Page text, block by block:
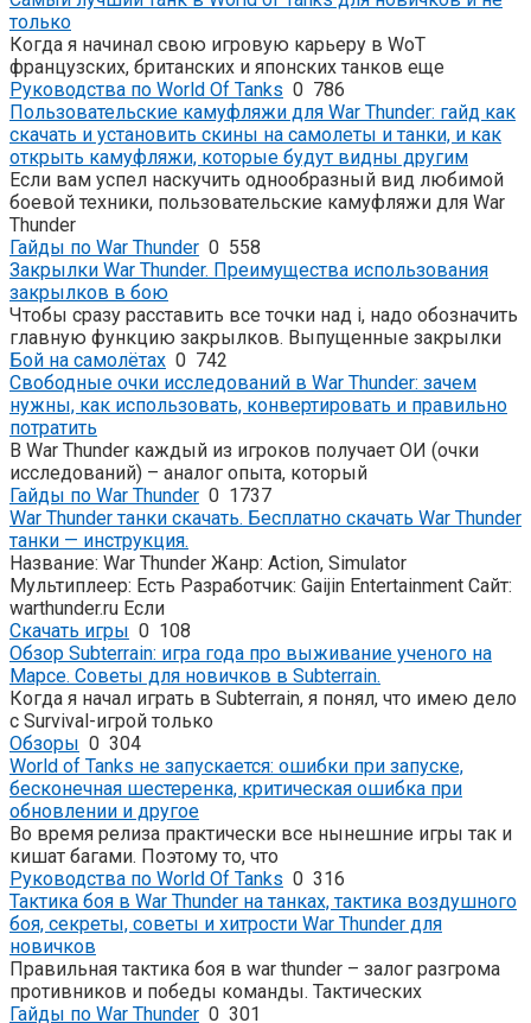
только
Когда я начинал свою игровую карьеру в WoT
французских, британских и японских танков еще
Руководства по World Of Tanks 0 786
Пользовательские камуфляжи для War Thunder: гайд как
скачать и установить скины на самолеты и танки, и как
открыть камуфляжи, которые будут видны другим
Если вам успел наскучить однообразный вид любимой
боевой техники, пользовательские камуфляжи для War
Thunder
Гайды по War Thunder 0 558
Закрылки War Thunder. Преимущества использования
закрылков в бою
Чтобы сразу расставить все точки над i, надо обозначить
главную функцию закрылков. Выпущенные закрылки
Бой на самолётах 0 742
Свободные очки исследований в War Thunder: зачем
нужны, как использовать, конвертировать и правильно
потратить
В War Thunder каждый из игроков получает ОИ (очки
исследований) – аналог опыта, который
Гайды по War Thunder 0 1737
War Thunder танки скачать. Бесплатно скачать War Thunder
танки — инструкция.
Название: War Thunder Жанр: Action, Simulator
Мультиплеер: Есть Разработчик: Gaijin Entertainment Сайт:
warthunder.ru Если
Скачать игры 0 108
Обзор Subterrain: игра года про выживание ученого на
Марсе. Советы для новичков в Subterrain.
Когда я начал играть в Subterrain, я понял, что имею дело
с Survival-игрой только
Обзоры 0 304
World of Tanks не запускается: ошибки при запуске,
бесконечная шестеренка, критическая ошибка при
обновлении и другое
Во время релиза практически все нынешние игры так и
кишат багами. Поэтому то, что
Руководства по World Of Tanks 0 316
Тактика боя в War Thunder на танках, тактика воздушного
боя, секреты, советы и хитрости War Thunder для
новичков
Правильная тактика боя в war thunder – залог разгрома
противников и победы команды. Тактических
Гайды по War Thunder 0 301